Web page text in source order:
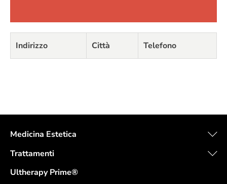
Indirizzo Città Telefono
Medicina Estetica
Trattamenti
Ultherapy Prime®